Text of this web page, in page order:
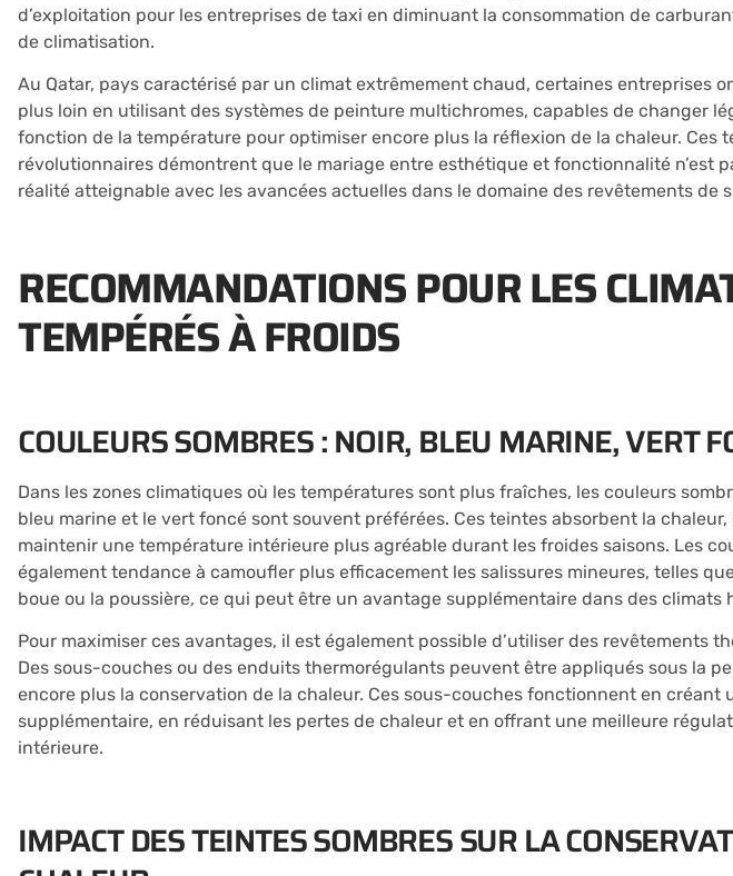
d’exploitation pour les entreprises de taxi en diminuant la consommation de
de climatisation.
Au Qatar, pays caractérisé par un climat extrêmement chaud, certaines entreprises
plus loin en utilisant des systèmes de peinture multichromes, capables de changer
fonction de la température pour optimiser encore plus la réflexion de la chaleur. Ces
révolutionnaires démontrent que le mariage entre esthétique et fonctionnalité n’est
réalité atteignable avec les avancées actuelles dans le domaine des revêtements de
RECOMMANDATIONS POUR LES
TEMPÉRÉS À FROIDS
COULEURS SOMBRES : NOIR, BLEU MARINE, VERT
Dans les zones climatiques où les températures sont plus fraîches, les couleurs
bleu marine et le vert foncé sont souvent préférées. Ces teintes absorbent la
maintenir une température intérieure plus agréable durant les froides saisons. Les
également tendance à camoufler plus efficacement les salissures mineures, telles
boue ou la poussière, ce qui peut être un avantage supplémentaire dans des climats
Pour maximiser ces avantages, il est également possible d’utiliser des revêtements
Des sous-couches ou des enduits thermorégulants peuvent être appliqués sous la
encore plus la conservation de la chaleur. Ces sous-couches fonctionnent en créant
supplémentaire, en réduisant les pertes de chaleur et en offrant une meilleure
intérieure.
IMPACT DES TEINTES SOMBRES SUR LA